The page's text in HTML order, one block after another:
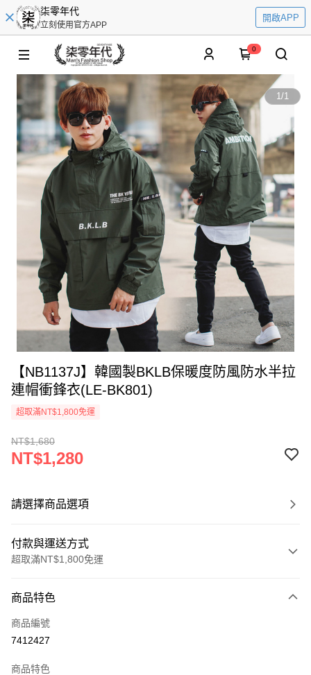
柒零年代
立刻使用官方APP
開啟APP
0
1/1
【NB1137J】韓國製BKLB保暖度防風防水半拉
連帽衝鋒衣(LE-BK801)
超取滿NT$1,800免運
NT$1,680
NT$1,280
請選擇商品選項
付款與運送方式
超取滿NT$1,800免運
信用卡一次付款
超商取貨付款
商品特色
商品編號
7412427
商品特色